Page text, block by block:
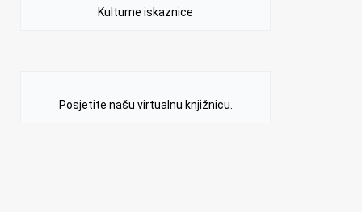
Kulturne iskaznice
Posjetite našu virtualnu knjižnicu.